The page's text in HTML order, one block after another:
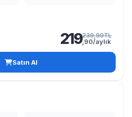
219239,90TL
,90/aylık
Satın Al